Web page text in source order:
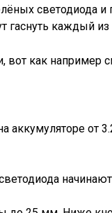
светодиода и
гаснуть каждый
как например
аккумуляторе от